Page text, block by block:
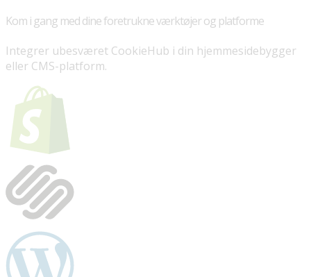
Kom i gang med dine foretrukne værktøjer og platforme
Integrer ubesværet CookieHub i din hjemmesidebygger
eller CMS-platform.